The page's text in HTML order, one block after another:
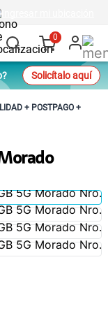
0
Solicítalo aquí
+ POSTPAGO +